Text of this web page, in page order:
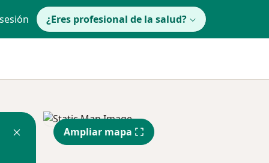
¿Eres profesional de la salud?
Ampliar mapa